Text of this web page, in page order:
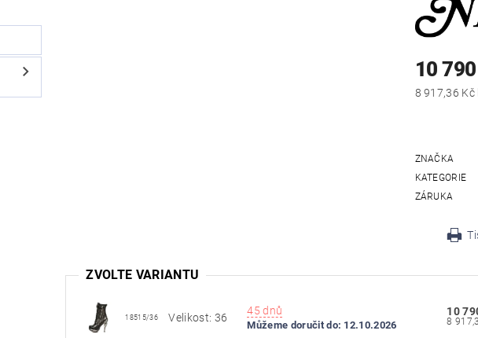
10
ZNAČKA
KATEGORIE
ZÁRUKA
ZVOLTE VARIANTU
18515/36 Velikost: 36
45 dnů
Můžeme doručit do: 12.10.2026
10